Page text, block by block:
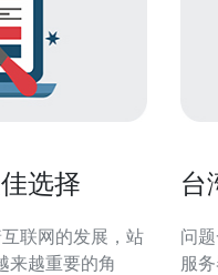
选择
来越重要的角
台
问
服